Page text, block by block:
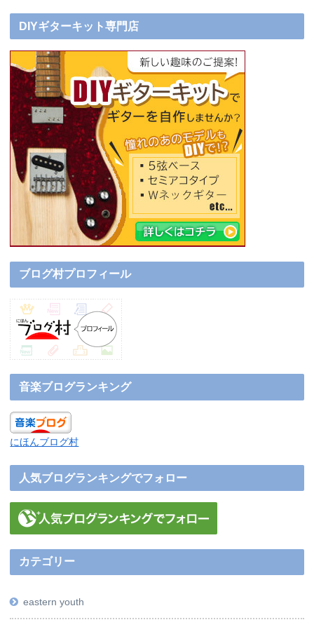
DIYギターキット専門店
ブログ村プロフィール
音楽ブログランキング
にほんブログ村
人気ブログランキングでフォロー
カテゴリー
eastern youth